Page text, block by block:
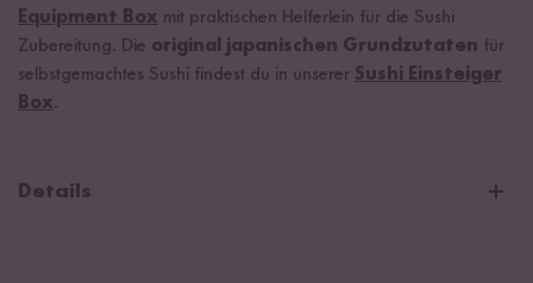
Equipment Box mit praktischen Helferlein für die Sushi
Zubereitung. Die original japanischen Grundzutaten für
selbstgemachtes Sushi findest du in unserer Sushi Einsteiger
Box.
Details